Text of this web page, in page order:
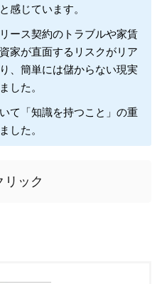
感じています。
ース契約のトラブルや家賃
家が直面するリスクがリア
、簡単には儲からない現実
した。
て「知識を持つこと」の重
した。
ック